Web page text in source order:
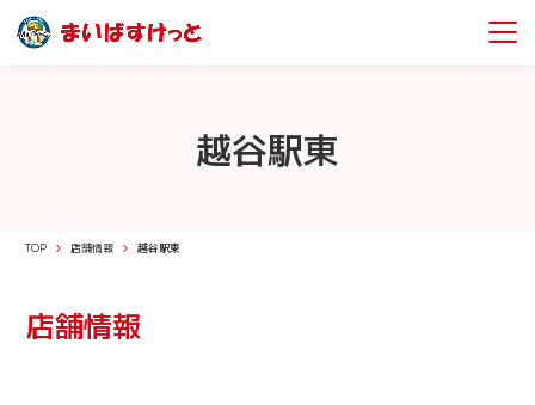
越谷駅東
TOP 店舗情報 越谷駅東
店舗情報